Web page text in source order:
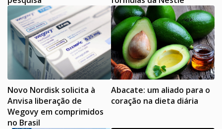
Novo Nordisk solicita à
Anvisa liberação de
Wegovy em comprimidos
no Brasil
Abacate: um aliado para o
coração na dieta diária